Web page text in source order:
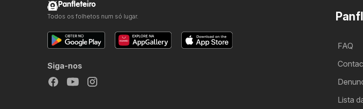
FAQ
Lista
Panfleteiro
Todos os folhetos num só lugar.
Siga-nos